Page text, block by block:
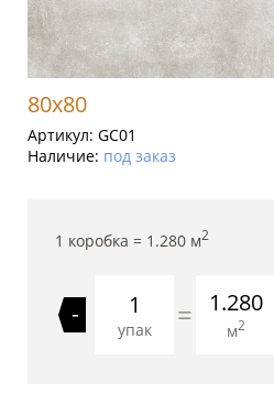
80x80
Артикул: GC01
Наличие: под заказ
1 коробка = 1.280 м2
-
упак = 1.280
м2